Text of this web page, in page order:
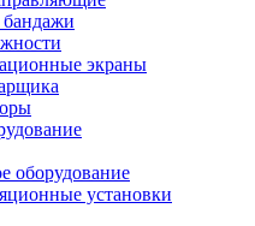
экраны
оборудование
установки